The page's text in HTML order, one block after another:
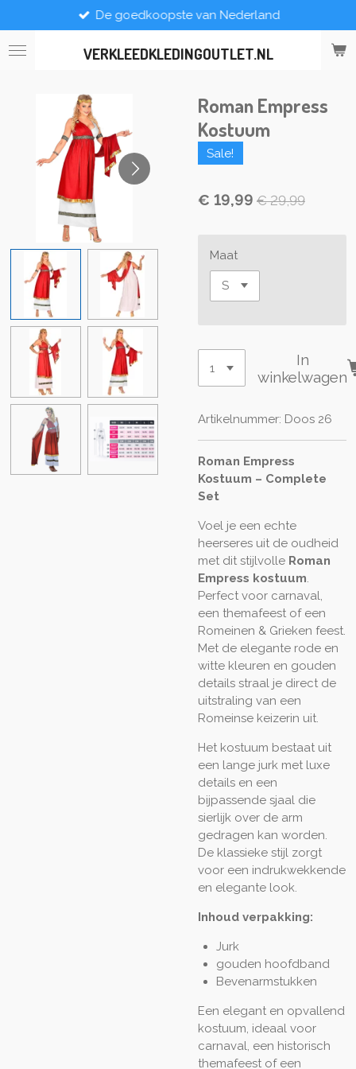
direct
naar
VERKLEEDKLEDINGOUTLET.NL
De goedkoopste van Nederland
Roman Empress
Kostuum
Sale!
€ 19,99 € 29,99
Maat
In
winkelwagen
Artikelnummer: Doos 26
Roman Empress
Kostuum – Complete
Set
Voel je een echte
heerseres uit de oudheid
met dit stijlvolle Roman
Empress kostuum.
Perfect voor carnaval,
een themafeest of een
Romeinen & Grieken feest.
Met de elegante rode en
witte kleuren en gouden
details straal je direct de
uitstraling van een
Romeinse keizerin uit.
Het kostuum bestaat uit
een lange jurk met luxe
details en een
bijpassende sjaal die
sierlijk over de arm
gedragen kan worden.
De klassieke stijl zorgt
voor een indrukwekkende
en elegante look.
Inhoud verpakking:
Jurk
gouden hoofdband
Bevenarmstukken
Een elegant en opvallend
kostuum, ideaal voor
carnaval, een historisch
themafeest of een